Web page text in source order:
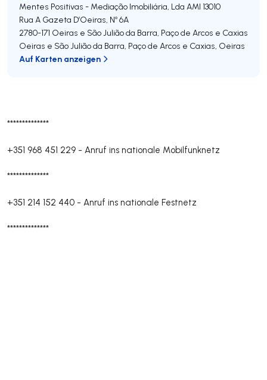
**************
+351 968 451 229 - Anruf ins nationale Mobilfunknetz
**************
+351 214 152 440 - Anruf ins nationale Festnetz
**************
Mentes Positivas - Mediação Imobiliária, Lda AMI 13010
Rua A Gazeta D’Oeiras, Nº 6A
2780-171 Oeiras e São Julião da Barra, Paço de Arcos e Caxias
Oeiras e São Julião da Barra, Paço de Arcos e Caxias, Oeiras
Auf Karten anzeigen